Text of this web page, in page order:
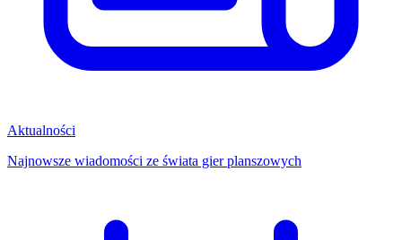
Aktualności
Najnowsze wiadomości ze świata gier planszowych